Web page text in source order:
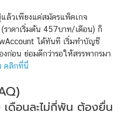
ล้วเพียงแค่สมัครแพ็คเกจ
ราคาเริ่มต้น 457บาท/เดือน) ก็
ได้ทันที เริ่มทำบัญชี
งก่อน ย่อมดีกว่ารอให้สรรพากรมา
คลิกที่นี่
ดือนละไม่กี่พัน ต้องยื่น